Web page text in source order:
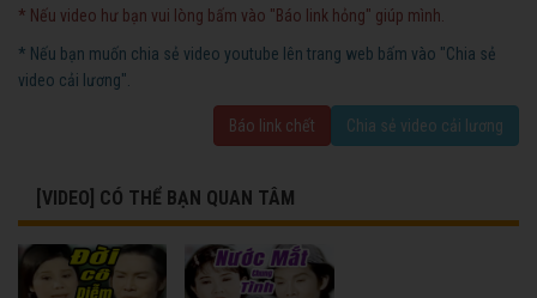
* Nếu video hư bạn vui lòng bấm vào "Báo link hỏng" giúp mình.
* Nếu bạn muốn chia sẻ video youtube lên trang web bấm vào "Chia sẻ
video cải lương".
Báo link chết Chia sẻ video cải lương
[VIDEO] CÓ THỂ BẠN QUAN TÂM